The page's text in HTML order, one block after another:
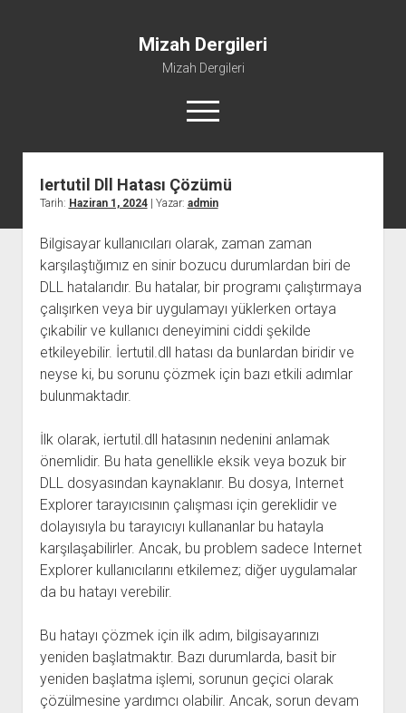
Mizah Dergileri
Mizah Dergileri
menüyü
aç
Iertutil Dll Hatası Çözümü
Tarih: Haziran 1, 2024| Yazar: admin
Bilgisayar kullanıcıları olarak, zaman zaman
karşılaştığımız en sinir bozucu durumlardan biri de
DLL hatalarıdır. Bu hatalar, bir programı çalıştırmaya
çalışırken veya bir uygulamayı yüklerken ortaya
çıkabilir ve kullanıcı deneyimini ciddi şekilde
etkileyebilir. İertutil.dll hatası da bunlardan biridir ve
neyse ki, bu sorunu çözmek için bazı etkili adımlar
bulunmaktadır.
İlk olarak, iertutil.dll hatasının nedenini anlamak
önemlidir. Bu hata genellikle eksik veya bozuk bir
DLL dosyasından kaynaklanır. Bu dosya, Internet
Explorer tarayıcısının çalışması için gereklidir ve
dolayısıyla bu tarayıcıyı kullananlar bu hatayla
karşılaşabilirler. Ancak, bu problem sadece Internet
Explorer kullanıcılarını etkilemez; diğer uygulamalar
da bu hatayı verebilir.
Bu hatayı çözmek için ilk adım, bilgisayarınızı
yeniden başlatmaktır. Bazı durumlarda, basit bir
yeniden başlatma işlemi, sorunun geçici olarak
çözülmesine yardımcı olabilir. Ancak, sorun devam